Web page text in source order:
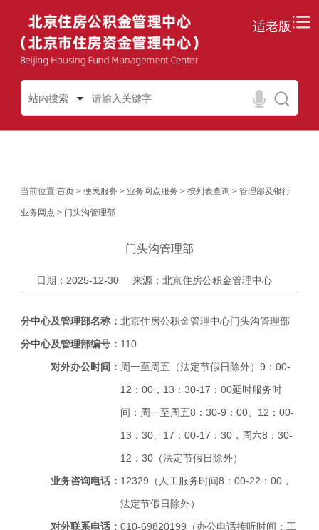
适老版
站内搜索
当前位置:首页> 便民服务 > 业务网点服务 > 按列表查询 > 管理部及银行
业务网点 > 门头沟管理部
门头沟管理部
日期：2025-12-30 来源：北京住房公积金管理中心
分中心及管理部名称： 北京住房公积金管理中心门头沟管理部
分中心及管理部编号： 110
对外办公时间： 周一至周五（法定节假日除外）9：00-
12：00，13：30-17：00延时服务时
间：周一至周五8：30-9：00、12：00-
13：30、17：00-17：30，周六8：30-
12：30（法定节假日除外）
业务咨询电话： 12329（人工服务时间8：00-22：00，
法定节假日除外）
对外联系电话： 010-69820199（办公电话接听时间：工